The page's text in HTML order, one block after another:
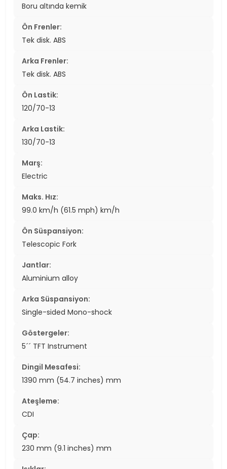
Boru altında kemik
Ön Frenler:
Tek disk. ABS
Arka Frenler:
Tek disk. ABS
Ön Lastik:
120/70-13
Arka Lastik:
130/70-13
Marş:
Electric
Maks. Hız:
99.0 km/h (61.5 mph) km/h
Ön Süspansiyon:
Telescopic Fork
Jantlar:
Aluminium alloy
Arka Süspansiyon:
Single-sided Mono-shock
Göstergeler:
5´´ TFT Instrument
Dingil Mesafesi:
1390 mm (54.7 inches) mm
Ateşleme:
CDI
Çap:
230 mm (9.1 inches) mm